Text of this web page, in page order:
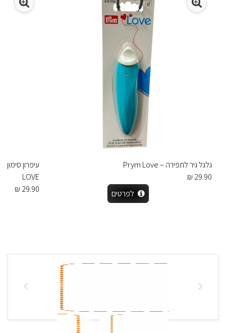
גלגל גיר לתפירה – Prym Love
29.90 ₪
לפרטים
LOVE
29.90 ₪